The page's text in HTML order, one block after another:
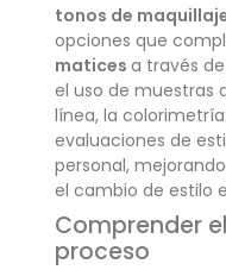
tonos de
opciones que
matices a través de
el uso de muestras
línea, la
evaluaciones de
personal,
el cambio de estilo
Comprender
proceso